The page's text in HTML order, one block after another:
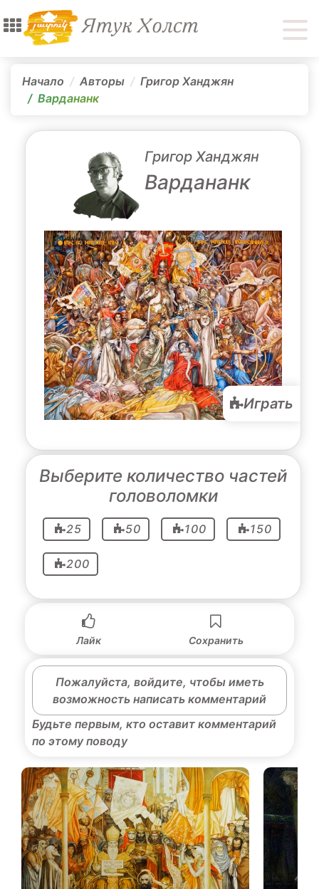
Начало Авторы
Григор Ханджян
Вардананк
Григор Ханджян
Вардананк
Играть
Выберите количество частей
головоломки
25 50 100 150
200
Лайк Сохранить
Пожалуйста, войдите, чтобы иметь
возможность написать комментарий
Будьте первым, кто оставит комментарий
по этому поводу